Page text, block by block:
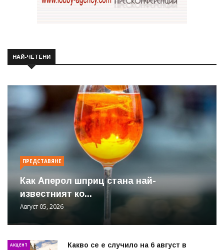
НАЙ-ЧЕТЕНИ
ПРЕДСТАВЯНЕ
Как Аперол шприц стана най-
известният ко...
Август 05, 2026
АКЦЕНТ
Какво се е случило на 6 август в